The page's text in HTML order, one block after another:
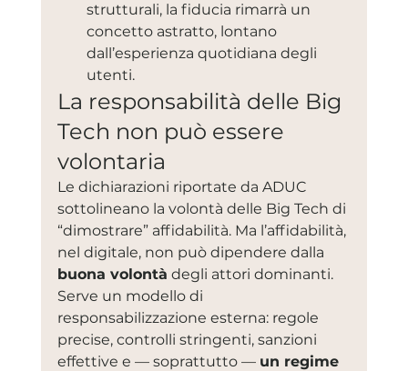
strutturali, la fiducia rimarrà un
concetto astratto, lontano
dall’esperienza quotidiana degli
utenti.
La responsabilità delle Big
Tech non può essere
volontaria
Le dichiarazioni riportate da ADUC
sottolineano la volontà delle Big Tech di
“dimostrare” affidabilità. Ma l’affidabilità,
nel digitale, non può dipendere dalla
buona volontà degli attori dominanti.
Serve un modello di
responsabilizzazione esterna: regole
precise, controlli stringenti, sanzioni
effettive e — soprattutto — un regime